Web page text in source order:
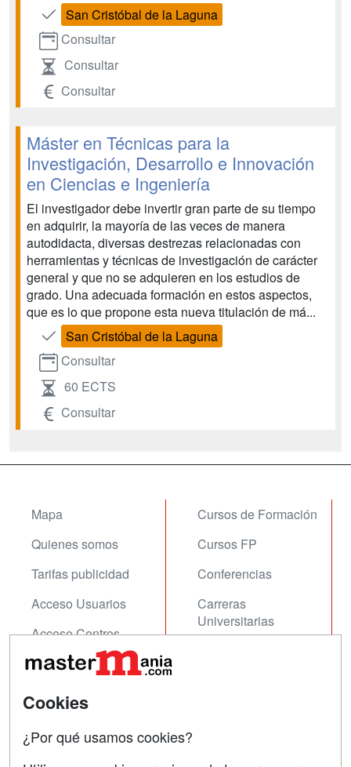
San Cristóbal de la Laguna
Consultar
Consultar
Consultar
Máster en Técnicas para la
Investigación, Desarrollo e Innovación
en Ciencias e Ingeniería
El investigador debe invertir gran parte de su tiempo
en adquirir, la mayoría de las veces de manera
autodidacta, diversas destrezas relacionadas con
herramientas y técnicas de investigación de carácter
general y que no se adquieren en los estudios de
grado. Una adecuada formación en estos aspectos,
que es lo que propone esta nueva titulación de má...
San Cristóbal de la Laguna
Consultar
60 ECTS
Consultar
Mapa
Quienes somos
Tarifas publicidad
Acceso Usuarios
Acceso Centros
Cursos de Formación
Cursos FP
Conferencias
Carreras
Universitarias
Contactar
Cookies
¿Por qué usamos cookies?